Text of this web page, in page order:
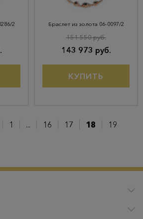
2 Браслет из золота 06-0097/2
143 973 руб.
151 550 руб.
КУПИТЬ
1 ... 16 17 18
19